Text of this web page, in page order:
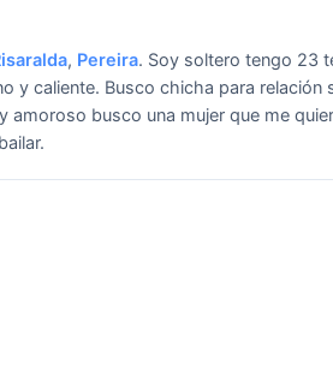
, Pereira. Soy soltero tengo 23
y caliente. Busco chicha para relación
amoroso busco una mujer que me